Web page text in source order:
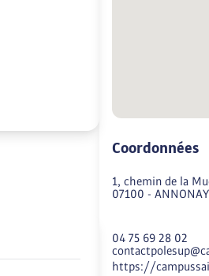
Coordonnées
1, chemin de la
07100 - ANNONAY
04 75 69 28 02
https://